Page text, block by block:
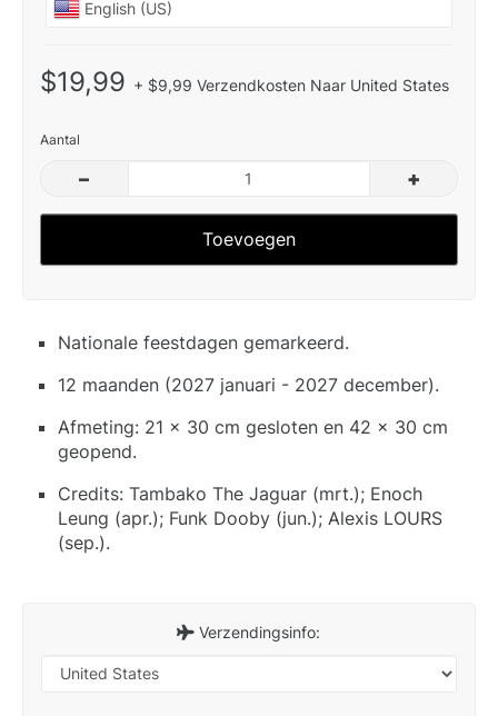
$19,99 + $9,99 Verzendkosten Naar United States
Aantal
– +
Toevoegen
Nationale feestdagen gemarkeerd.
12 maanden (2027 januari - 2027 december).
Afmeting: 21 x 30 cm gesloten en 42 x 30 cm
geopend.
Credits: Tambako The Jaguar (mrt.); Enoch
Leung (apr.); Funk Dooby (jun.); Alexis LOURS
(sep.).
Verzendingsinfo: